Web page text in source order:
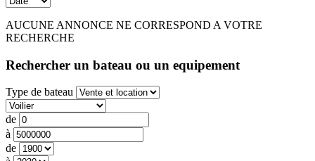
AUCUNE ANNONCE NE CORRESPOND A VOTRE
RECHERCHE
Rechercher un bateau ou un equipement
Type de bateau
de
à
de